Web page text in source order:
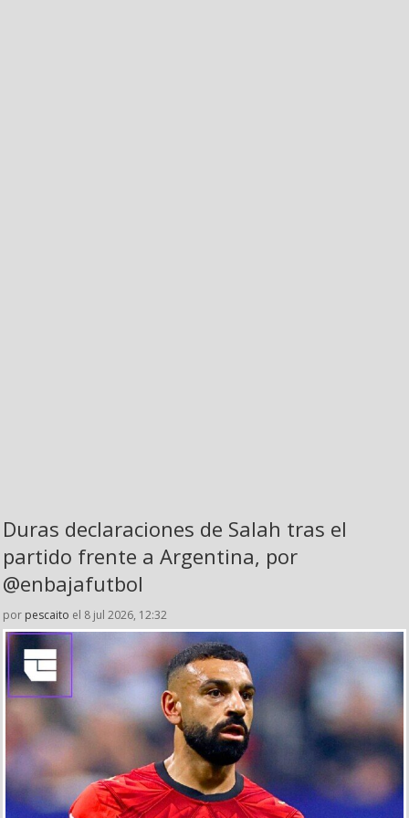
Duras declaraciones de Salah tras el
partido frente a Argentina, por
@enbajafutbol
por pescaito el 8 jul 2026, 12:32